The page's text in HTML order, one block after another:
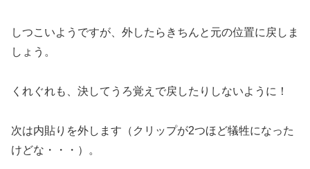
しつこいようですが、外したらきちんと元の位置に戻しま
しょう。
くれぐれも、決してうろ覚えで戻したりしないように！
次は内貼りを外します（クリップが2つほど犠牲になった
けどな・・・）。